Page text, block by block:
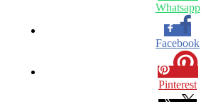
Whatsapp
Facebook
Pinterest